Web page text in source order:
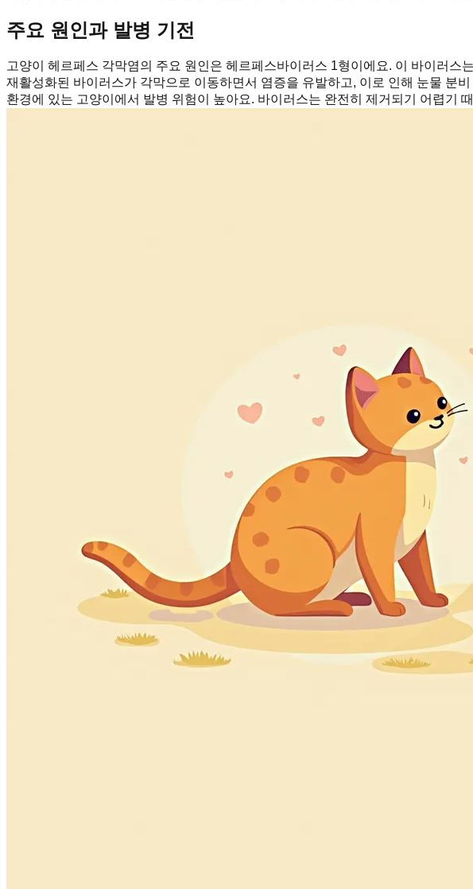
주요 원인과 발병 기전
고양이 헤르페스 각막염의 주요 원인은 헤르페스바이러스 1형이에요. 이 바이러
재활성화된 바이러스가 각막으로 이동하면서 염증을 유발하고, 이로 인해 눈물 분
환경에 있는 고양이에서 발병 위험이 높아요. 바이러스는 완전히 제거되기 어렵기